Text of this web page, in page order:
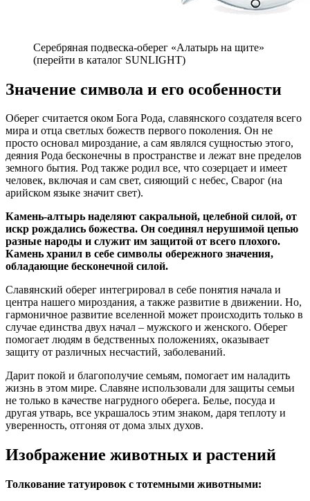
Серебряная подвеска-оберег «Алатырь на щите»
(перейти в каталог SUNLIGHT)
Значение символа и его особенности
Оберег считается оком Бога Рода, славянского создателя всего
мира и отца светлых божеств первого поколения. Он не
просто основал мироздание, а сам являлся сущностью этого,
деяния Рода бесконечны в пространстве и лежат вне пределов
земного бытия. Род также родил все, что созерцает и имеет
человек, включая и сам свет, сияющий с небес, Сварог (на
арийском языке значит свет).
Камень-алтырь наделяют сакральной, целебной силой, от
искр рождались божества. Он соединял нерушимой цепью
разные народы и служит им защитой от всего плохого.
Камень хранил в себе символы обережного значения,
обладающие бесконечной силой.
Славянский оберег интегрировал в себе понятия начала и
центра нашего мироздания, а также развитие в движении. Но,
гармоничное развитие вселенной может происходить только в
случае единства двух начал – мужского и женского. Оберег
помогает людям в бедственных положениях, оказывает
защиту от различных несчастий, заболеваний.
Дарит покой и благополучие семьям, помогает им наладить
жизнь в этом мире. Славяне использовали для защиты семьи
не только в качестве нагрудного оберега. Белье, посуда и
другая утварь, все украшалось этим знаком, даря теплоту и
уверенность, отгоняя от дома злых духов.
Изображение животных и растений
Толкование татуировок с тотемными животными: